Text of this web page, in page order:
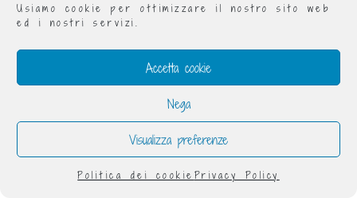
Usiamo cookie per ottimizzare il nostro sito web
ed i nostri servizi.
Accetta cookie
Nega
Visualizza preferenze
Politica dei cookie Privacy Policy